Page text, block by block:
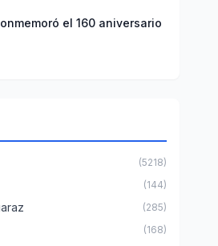
el 160 aniversario
(5218)
(144)
(285)
(168)